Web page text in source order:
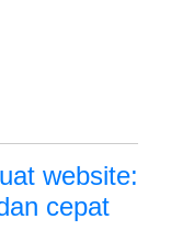
website:
cepat